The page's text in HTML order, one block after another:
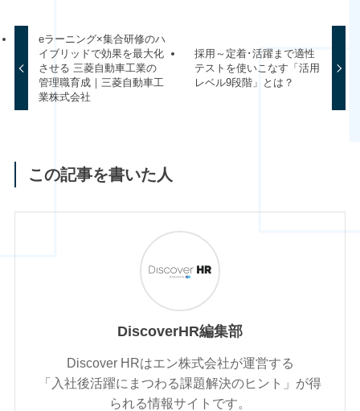
eラーニング×集合研修のハ
イブリッドで効果を最大化
させる 三菱自動車工業の
管理職育成｜三菱自動車工
業株式会社
採用～定着･活躍まで適性
テストを使いこなす「活用
レベル9段階」とは？
この記事を書いた人
DiscoverHR編集部
Discover HRはエン株式会社が運営する
「入社後活躍にまつわる課題解決のヒント」が得
られる情報サイトです。